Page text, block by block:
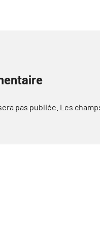
pas publiée. Les